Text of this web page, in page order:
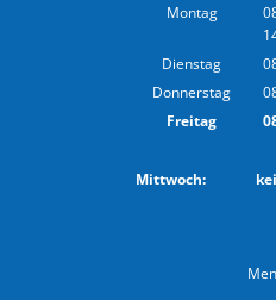
Montag
Dienstag
Donnerstag
Freitag
Mittwoch: